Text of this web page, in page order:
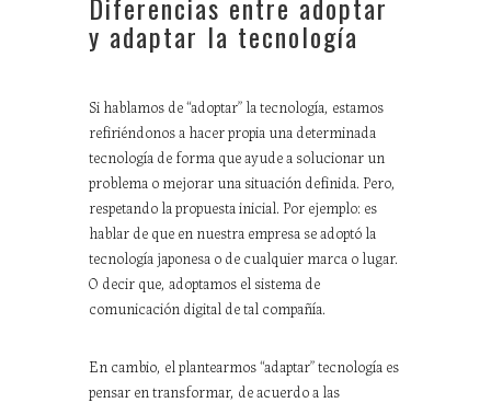
y adaptar la tecnología
Si hablamos de “adoptar” la tecnología, estamos
refiriéndonos a hacer propia una determinada
tecnología de forma que ayude a solucionar un
problema o mejorar una situación definida. Pero,
respetando la propuesta inicial. Por ejemplo: es
hablar de que en nuestra empresa se adoptó la
tecnología japonesa o de cualquier marca o lugar.
O decir que, adoptamos el sistema de
comunicación digital de tal compañía.
En cambio, el plantearmos “adaptar” tecnología es
pensar en transformar, de acuerdo a las